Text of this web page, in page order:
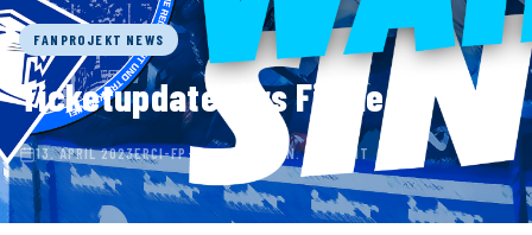
FANPROJEKT NEWS
Ticketupdate fürs Finale
13. APRIL 2023ERCI-FP-WEBTEAM 2 MIN. LESEZEIT